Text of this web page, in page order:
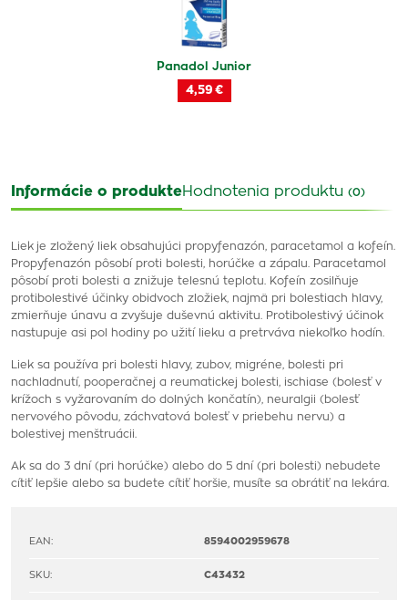
Panadol Junior
4,59 €
Informácie o produkteHodnotenia produktu (0)
Liek je zložený liek obsahujúci propyfenazón, paracetamol a kofeín.
Propyfenazón pôsobí proti bolesti, horúčke a zápalu. Paracetamol
pôsobí proti bolesti a znižuje telesnú teplotu. Kofeín zosilňuje
protibolestivé účinky obidvoch zložiek, najmä pri bolestiach hlavy,
zmierňuje únavu a zvyšuje duševnú aktivitu. Protibolestivý účinok
nastupuje asi pol hodiny po užití lieku a pretrváva niekoľko hodín.
Liek sa používa pri bolesti hlavy, zubov, migréne, bolesti pri
nachladnutí, pooperačnej a reumatickej bolesti, ischiase (bolesť v
krížoch s vyžarovaním do dolných končatín), neuralgii (bolesť
nervového pôvodu, záchvatová bolesť v priebehu nervu) a
bolestivej menštruácii.
Ak sa do 3 dní (pri horúčke) alebo do 5 dní (pri bolesti) nebudete
cítiť lepšie alebo sa budete cítiť horšie, musíte sa obrátiť na lekára.
EAN: 8594002959678
SKU: C43432